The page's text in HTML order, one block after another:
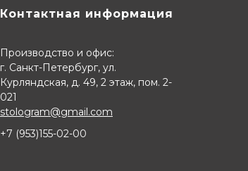
Контактная информация
Производство и офис:
г. Санкт-Петербург, ул.
Курляндская, д. 49, 2 этаж, пом. 2-
021
stologram@gmail.com
+7 (953)155-02-00